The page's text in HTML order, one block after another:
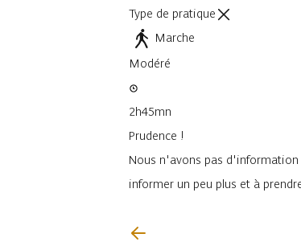
Type de pratique
Marche
Modéré
2h45mn
Prudence !
Nous n'avons pas d'information
informer un peu plus et à